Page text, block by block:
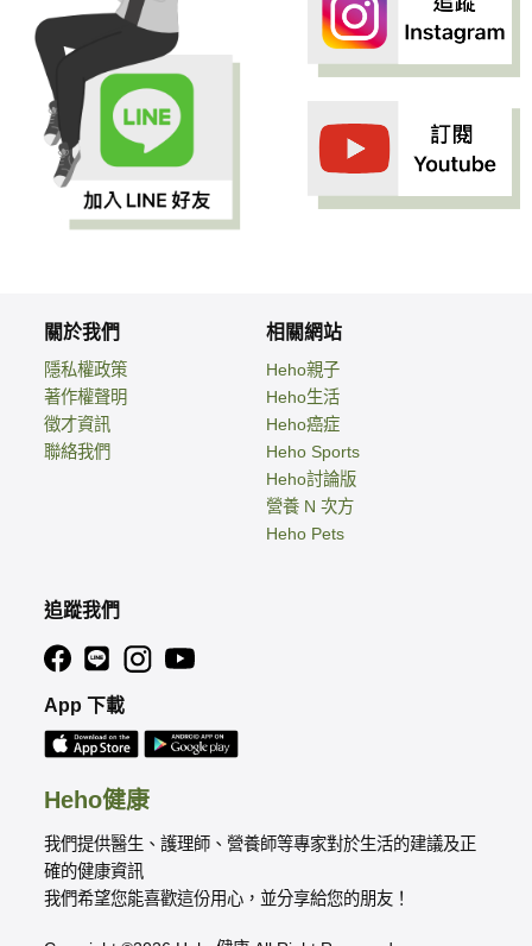
Heho健康
我們提供醫生、護理師、營養師等專家對於生活的建議及正
確的健康資訊
我們希望您能喜歡這份用心，並分享給您的朋友！
關於我們
隱私權政策
著作權聲明
徵才資訊
聯絡我們
相關網站
Heho親子
Heho生活
Heho癌症
Heho Sports
Heho討論版
營養 N 次方
Heho Pets
追蹤我們
App 下載